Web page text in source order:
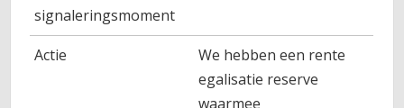
signaleringsmoment
Actie
We hebben een rente
egalisatie reserve
waarmee